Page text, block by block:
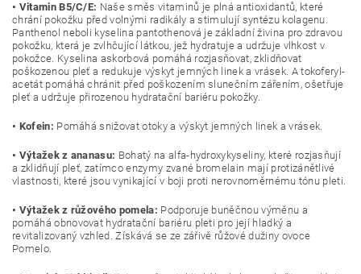
• Vitamin B5/C/E: Naše směs vitaminů je plná antioxidantů, které
chrání pokožku před volnými radikály a stimulují syntézu kolagenu.
Panthenol neboli kyselina pantothenová je základní živina pro zdravou
pokožku, která je zvlhčující látkou, jež hydratuje a udržuje vlhkost v
pokožce. Kyselina askorbová pomáhá rozjasňovat, zklidňovat
poškozenou pleť a redukuje výskyt jemných linek a vrásek. A tokoferyl-
acetát pomáhá chránit před poškozením slunečním zářením, ošetřuje
pleť a udržuje přirozenou hydratační bariéru pokožky.
• Kofein: Pomáhá snižovat otoky a výskyt jemných linek a vrásek.
• Výtažek z ananasu: Bohatý na alfa-hydroxykyseliny, které rozjasňují
a zklidňují pleť, zatímco enzymy zvané bromelain mají protizánětlivé
vlastnosti, které jsou vynikající v boji proti nerovnoměrnému tónu pleti.
• Výtažek z růžového pomela: Podporuje buněčnou výměnu a
pomáhá obnovovat hydratační bariéru pleti pro její hladký a
revitalizovaný vzhled. Získává se ze zářivě růžové dužiny ovoce
Pomelo.